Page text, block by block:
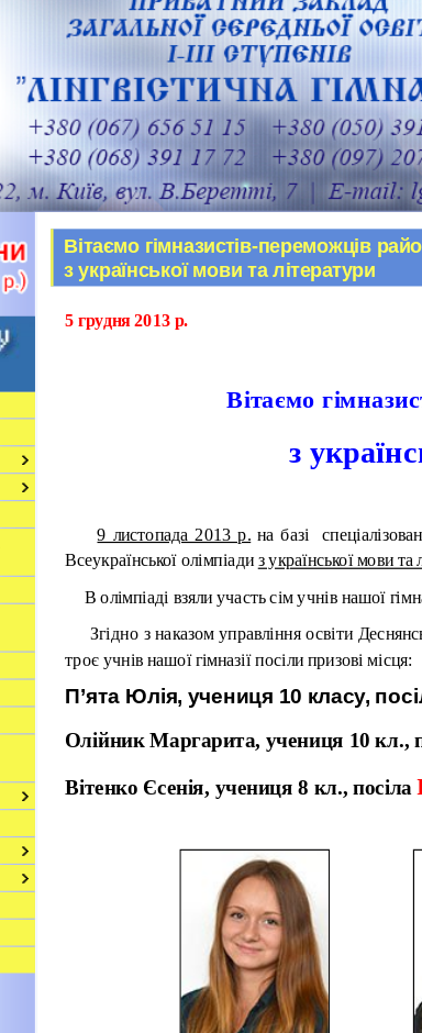
Вітаємо гімназистів-переможців
з української мови та літератури
5 грудня 2013 р.
Вітаємо
з
9 листопада 2013 р.на базі
Всеукраїнської олімпіади з української мови та
В олімпіаді взяли участь сім учнів нашої
Згідно з наказом управління освіти
троє учнів нашої гімназії посіли призові місця:
П’ята Юлія, учениця 10 класу,
Олійник Маргарита, учениця 10 кл.,
Вітенко Єсенія, учениця 8 кл., посіла